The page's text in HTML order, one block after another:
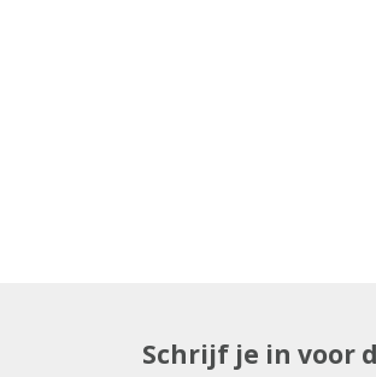
Schrijf je in voor